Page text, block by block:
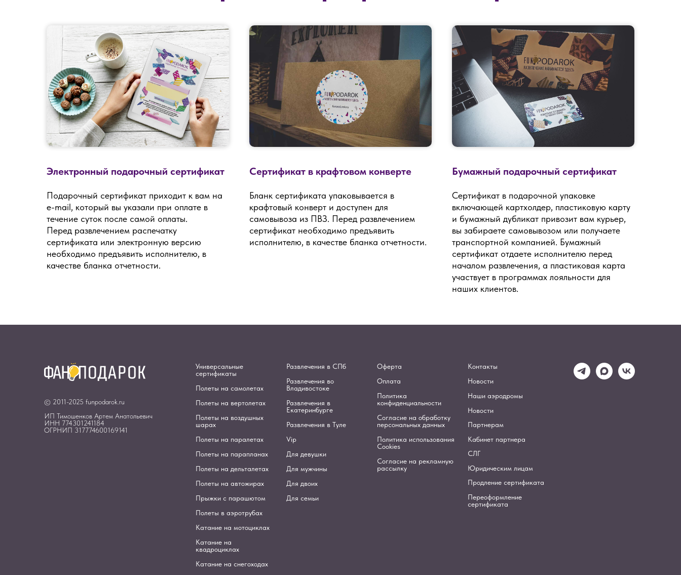
Бумажный подарочный сертификат
Сертификат в подарочной упаковке
включающей картхолдер, пластиковую карту
и бумажный дубликат привозит вам курьер,
вы забираете самовывозом или получаете
транспортной компанией. Бумажный
сертификат отдаете исполнителю перед
началом развлечения, а пластиковая карта
участвует в программах лояльности для
наших клиентов.
Электронный подарочный сертификат
Подарочный сертификат приходит к вам на
e-mail, который вы указали при оплате в
течение суток после самой оплаты.
Перед развлечением распечатку
сертификата или электронную версию
необходимо предъявить исполнителю, в
качестве бланка отчетности.
Сертификат в крафтовом конверте
Бланк сертификата упаковывается в
крафтовый конверт и доступен для
самовывоза из ПВЗ. Перед развлечением
сертификат необходимо предъявить
исполнителю, в качестве бланка отчетности.
© 2011-2025 funpodarok.ru
ИП Тимошенков Артем Анатольевич
ИНН 774301241184
ОГРНИП 317774600169141
Универсальные
сертификаты
Полеты на самолетах
Полеты на вертолетах
Полеты на воздушных
шарах
Полеты на паралетах
Полеты на парапланах
Полеты на дельталетах
Полеты на автожирах
Прыжки с парашютом
Полеты в аэротрубах
Катание на мотоциклах
Катание на
квадроциклах
Катание на снегоходах
Развлечения в СПб
Развлечения во
Владивостоке
Развлечения в
Екатеринбурге
Развлечения в Туле
Vip
Для девушки
Для мужчины
Для двоих
Для семьи
Оферта
Оплата
Политика
конфиденциальности
Согласие на обработку
персональных данных
Политика использования
Cookies
Согласие на рекламную
рассылку
Контакты
Новости
Наши аэродромы
Новости
Партнерам
Кабинет партнера
СЛГ
Юридическим лицам
Продление сертификата
Переоформление
сертификата